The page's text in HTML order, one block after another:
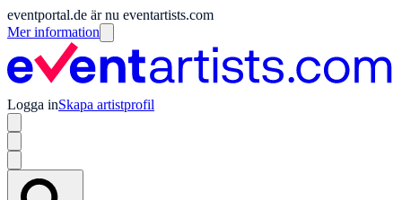
eventportal.de är nu eventartists.com
Mer information
Logga inSkapa artistprofil